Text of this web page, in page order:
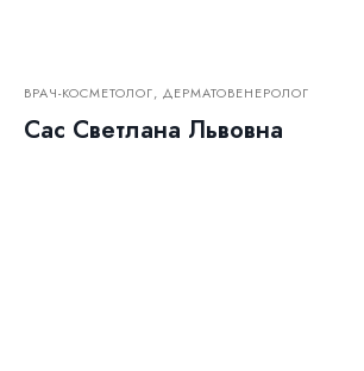
ВРАЧ-КОСМЕТОЛОГ, ДЕРМАТОВЕНЕРОЛОГ
Сас Светлана Львовна